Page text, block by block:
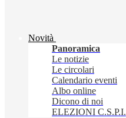
Novità
Panoramica
Le notizie
Le circolari
Calendario eventi
Albo online
Dicono di noi
ELEZIONI C.S.P.I.